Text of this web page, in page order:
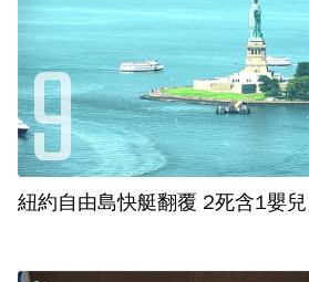
紐約自由島快艇翻覆 2死含1嬰兒